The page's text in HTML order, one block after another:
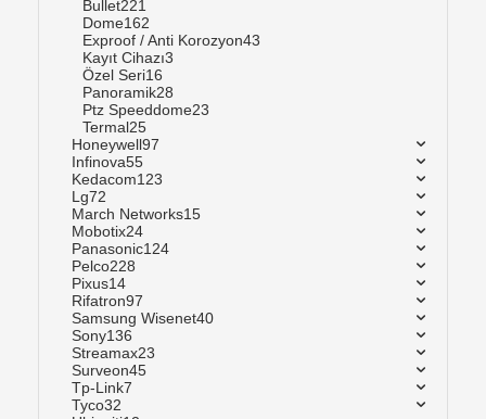
Bullet221
Dome162
Exproof / Anti Korozyon43
Kayıt Cihazı3
Özel Seri16
Panoramik28
Ptz Speeddome23
Termal25
Honeywell97
Infinova55
Kedacom123
Lg72
March Networks15
Mobotix24
Panasonic124
Pelco228
Pixus14
Rifatron97
Samsung Wisenet40
Sony136
Streamax23
Surveon45
Tp-Link7
Tyco32